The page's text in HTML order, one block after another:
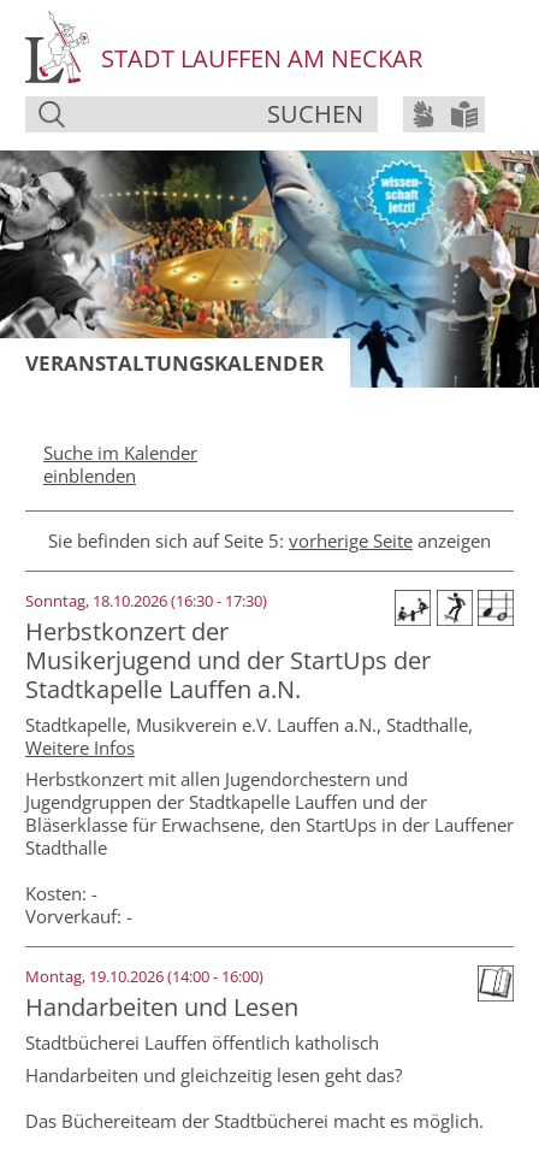
STADT LAUFFEN AM NECKAR
SUCHEN
VERANSTALTUNGSKALENDER
Suche im Kalender
einblenden
Sie befinden sich auf Seite 5: vorherige Seite anzeigen
Sonntag, 18.10.2026 (16:30 - 17:30)
Herbstkonzert der
Musikerjugend und der StartUps der
Stadtkapelle Lauffen a.N.
Stadtkapelle, Musikverein e.V. Lauffen a.N., Stadthalle,
Weitere Infos
Herbstkonzert mit allen Jugendorchestern und
Jugendgruppen der Stadtkapelle Lauffen und der
Bläserklasse für Erwachsene, den StartUps in der Lauffener
Stadthalle
Kosten: -
Vorverkauf: -
Montag, 19.10.2026 (14:00 - 16:00)
Handarbeiten und Lesen
Stadtbücherei Lauffen öffentlich katholisch
Handarbeiten und gleichzeitig lesen geht das?
Das Büchereiteam der Stadtbücherei macht es möglich.